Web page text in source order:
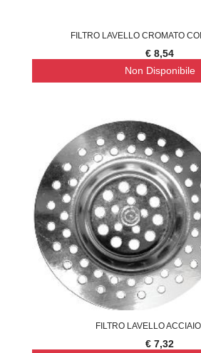
FILTRO LAVELLO CROMATO
€ 8,54
Non Disponibile
FILTRO LAVELLO
€ 7,32